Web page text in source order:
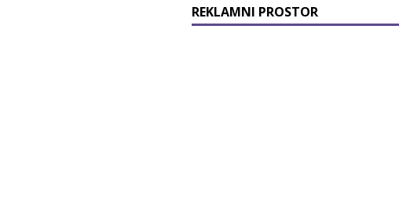
REKLAMNI PROSTOR